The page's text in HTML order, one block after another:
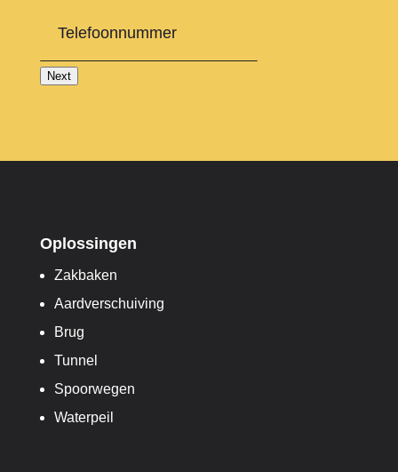
Next
Oplossingen
Zakbaken
Aardverschuiving
Brug
Tunnel
Spoorwegen
Waterpeil